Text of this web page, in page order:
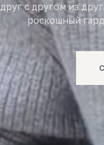
друг с другом из
роскошный